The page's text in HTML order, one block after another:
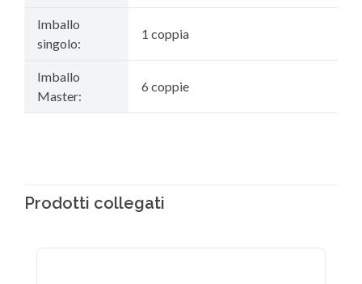
Imballo
singolo:
1 coppia
Imballo
Master:
6 coppie
Prodotti collegati